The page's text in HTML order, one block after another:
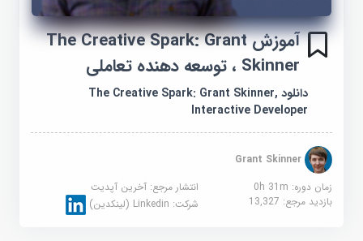
آموزش The Creative Spark: Grant
Skinner ، توسعه دهنده تعاملی
دانلود The Creative Spark: Grant Skinner,
Interactive Developer
Grant Skinner
زمان دوره: 0h 31m
انتشار مرجع:آخرین آپدیت
بازدید مرجع:13,327 شرکت:Linkedin (لینکدین)